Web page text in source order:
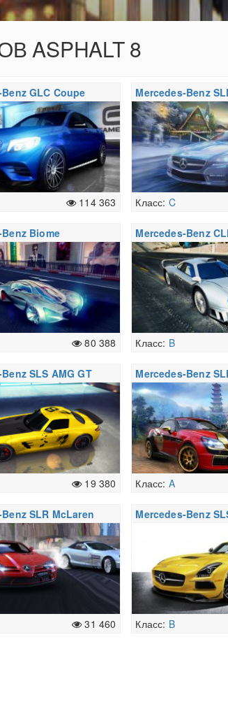
ASPHALT 8
GLC Coupe
114 363
Mercedes-Benz
Класс: C
Biome
80 388
Mercedes-Benz
AMG
Класс: B
SLS AMG GT
Edition
19 380
Mercedes-Benz
Special Edition
Класс: A
SLR McLaren
31 460
Mercedes-Benz
Класс: B